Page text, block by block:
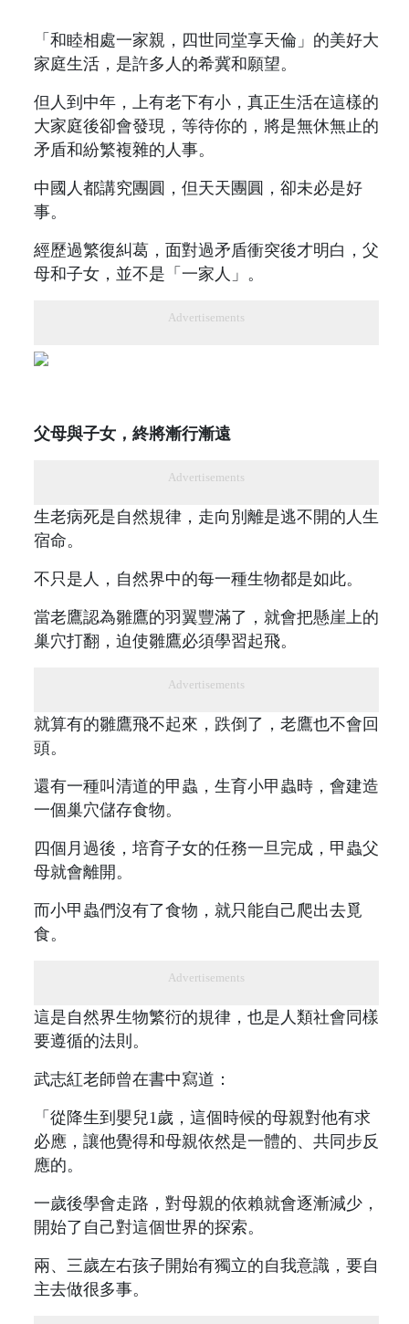
「和睦相處一家親，四世同堂享天倫」的美好大
家庭生活，是許多人的希冀和願望。
但人到中年，上有老下有小，真正生活在這樣的
大家庭後卻會發現，等待你的，將是無休無止的
矛盾和紛繁複雜的人事。
中國人都講究團圓，但天天團圓，卻未必是好
事。
經歷過繁復糾葛，面對過矛盾衝突後才明白，父
母和子女，並不是「一家人」。
Advertisements
父母與子女，終將漸行漸遠
Advertisements
生老病死是自然規律，走向別離是逃不開的人生
宿命。
不只是人，自然界中的每一種生物都是如此。
當老鷹認為雛鷹的羽翼豐滿了，就會把懸崖上的
巢穴打翻，迫使雛鷹必須學習起飛。
Advertisements
就算有的雛鷹飛不起來，跌倒了，老鷹也不會回
頭。
還有一種叫清道的甲蟲，生育小甲蟲時，會建造
一個巢穴儲存食物。
四個月過後，培育子女的任務一旦完成，甲蟲父
母就會離開。
而小甲蟲們沒有了食物，就只能自己爬出去覓
食。
Advertisements
這是自然界生物繁衍的規律，也是人類社會同樣
要遵循的法則。
武志紅老師曾在書中寫道：
「從降生到嬰兒1歲，這個時候的母親對他有求
必應，讓他覺得和母親依然是一體的、共同步反
應的。
一歲後學會走路，對母親的依賴就會逐漸減少，
開始了自己對這個世界的探索。
兩、三歲左右孩子開始有獨立的自我意識，要自
主去做很多事。